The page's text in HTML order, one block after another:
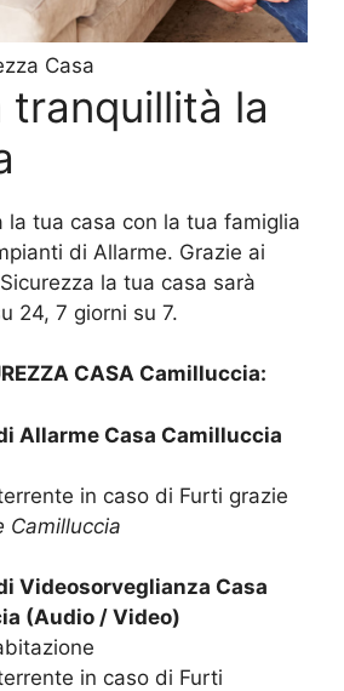
Casa
tranquillità la
la tua casa con la tua famiglia
di Allarme. Grazie ai
la tua casa sarà
24, 7 giorni su 7.
CASA Camilluccia:
Allarme Casa Camilluccia
in caso di Furti grazie
Camilluccia
Videosorveglianza Casa
(Audio / Video)
in caso di Furti